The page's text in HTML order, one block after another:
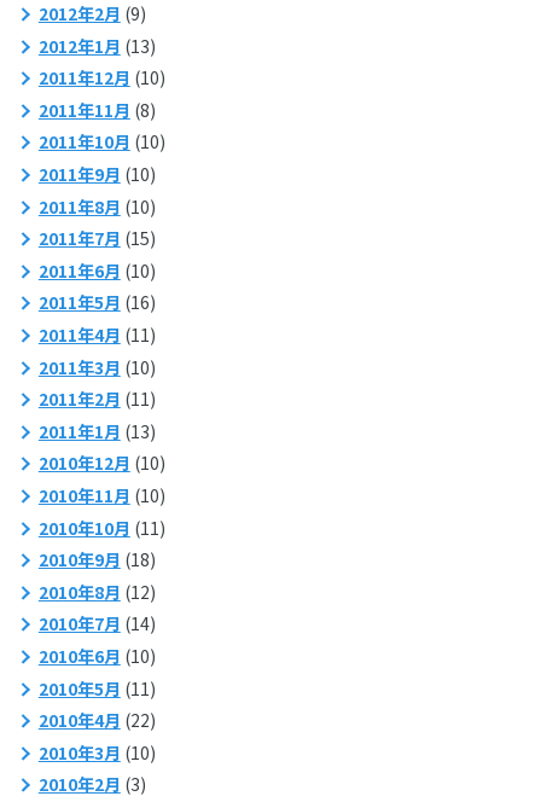
2012年2月 (9)
2012年1月 (13)
2011年12月 (10)
2011年11月 (8)
2011年10月 (10)
2011年9月 (10)
2011年8月 (10)
2011年7月 (15)
2011年6月 (10)
2011年5月 (16)
2011年4月 (11)
2011年3月 (10)
2011年2月 (11)
2011年1月 (13)
2010年12月 (10)
2010年11月 (10)
2010年10月 (11)
2010年9月 (18)
2010年8月 (12)
2010年7月 (14)
2010年6月 (10)
2010年5月 (11)
2010年4月 (22)
2010年3月 (10)
2010年2月 (3)